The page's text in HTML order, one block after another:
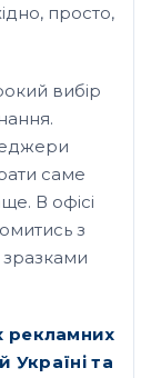
просто,
вибір
саме
В офісі
з
зразками
рекламних
Україні та